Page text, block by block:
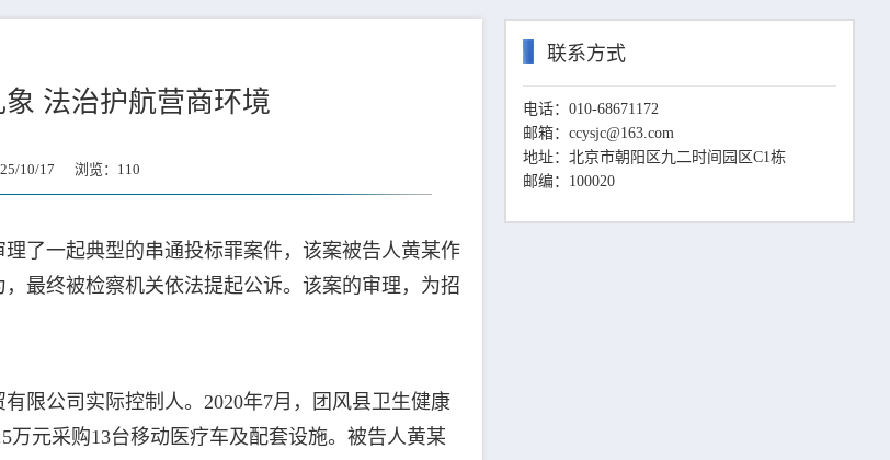
象 法治护航营商环境
10/17 浏览： 110
了一起典型的串通投标罪案件，该案被告人黄某作
最终被检察机关依法提起公诉。该案的审理，为招
限公司实际控制人。2020年7月，团风县卫生健康
元采购13台移动医疗车及配套设施。被告人黄某
联系方式
电话：010-68671172
邮箱：ccysjc@163.com
地址：北京市朝阳区九二时间园区C1栋
邮编：100020